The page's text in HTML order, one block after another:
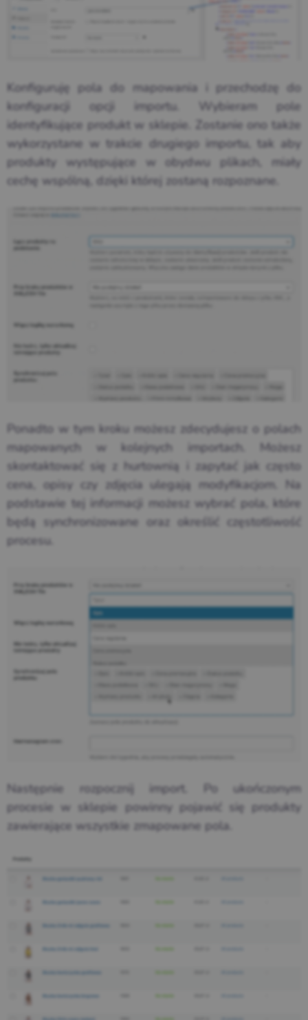
Konfiguruję pola do mapowania i przechodzę do
konfiguracji opcji importu. Wybieram pole
identyfikujące produkt w sklepie. Zostanie ono także
wykorzystane w trakcie drugiego importu, tak aby
produkty występujące w obydwu plikach, miały
cechę wspólną, dzięki której zostaną rozpoznane.
Ponadto w tym kroku możesz zdecydujesz o polach
mapowanych w kolejnych importach. Możesz
skontaktować się z hurtownią i zapytać jak często
cena, opisy czy zdjęcia ulegają modyfikacjom. Na
podstawie tej informacji możesz wybrać pola, które
będą synchronizowane oraz określić częstotliwość
procesu.
Następnie rozpocznij import. Po ukończonym
procesie w sklepie powinny pojawić się produkty
zawierające wszystkie zmapowane pola.